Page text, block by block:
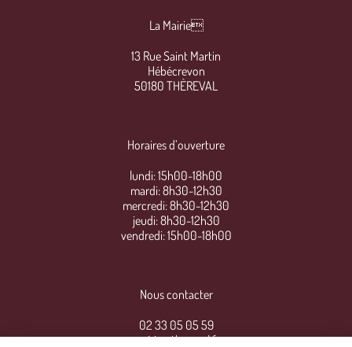
La Mairie
13 Rue Saint Martin
Hébécrevon
50180 THÈREVAL
Horaires d’ouverture
lundi: 15h00-18h00
mardi: 8h30-12h30
mercredi: 8h30-12h30
jeudi: 8h30-12h30
vendredi: 15h00-18h00
Nous contacter
02 33 05 05 59
mairie@thereval.fr